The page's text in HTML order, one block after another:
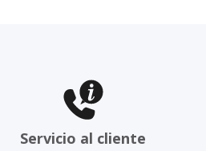
Servicio al cliente